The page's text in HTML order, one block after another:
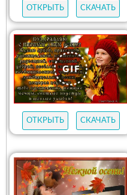
ОТКРЫТЬ СКАЧАТЬ
ОТКРЫТЬ СКАЧАТЬ